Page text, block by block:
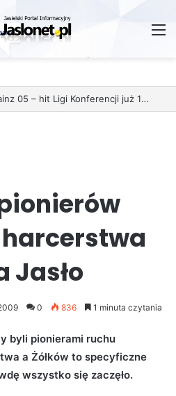
Jasło
0 836 1 minuta czytania
byli pionierami ruchu
a Żółków to specyficzne
wszystko się zaczęło.